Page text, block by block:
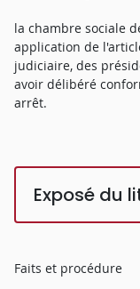
la chambre sociale
application de
judiciaire, des
avoir délibéré
arrêt.
Exposé du
Faits et procédure